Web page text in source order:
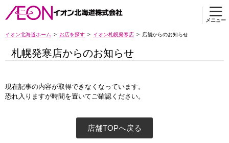
メニュー
イオン北海道ホーム お店を探す イオン札幌発寒店 店舗からのお知らせ
札幌発寒店からのお知らせ
現在記事の内容が取得できなくなっています。
恐れ入りますが時間を置いてご確認ください。
店舗TOPへ戻る